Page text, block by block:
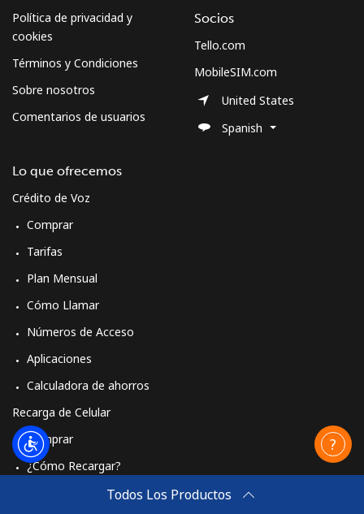
Todos Los Productos
Política de privacidad y
cookies
Términos y Condiciones
Sobre nosotros
Comentarios de usuarios
Lo que ofrecemos
Crédito de Voz
Comprar
Tarifas
Plan Mensual
Cómo Llamar
Números de Acceso
Aplicaciones
Calculadora de ahorros
Recarga de Celular
Comprar
¿Cómo Recargar?
Socios
Tello.com
MobileSIM.com
United States
Spanish